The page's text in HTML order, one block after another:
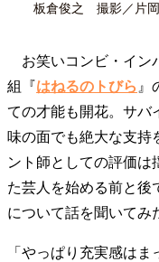
地域とつながる/お金と
板倉俊之 撮影／片
お笑いコンビ・イン
組『はねるのトびら 』
ての才能も開花。サバ
味の面でも絶大な支持
ント師としての評価は
た芸人を始める前と
について話を聞いてみ
「やっぱり充実感は